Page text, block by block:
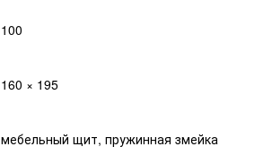
100
160 × 195
мебельный щит, пружинная змейка